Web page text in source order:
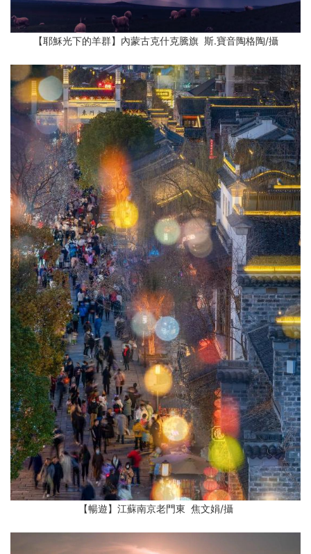
【耶穌光下的羊群】內蒙古克什克騰旗 斯.寶音陶格陶/攝
【暢遊】江蘇南京老門東 焦文娟/攝